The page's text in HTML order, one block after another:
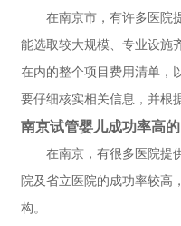
在南京市，有许多医院
能选取较大规模、专业设施
在内的整个项目费用清单，
要仔细核实相关信息，并根
南京试管婴儿成功率高
在南京，有很多医院提
院及省立医院的成功率较高
构。